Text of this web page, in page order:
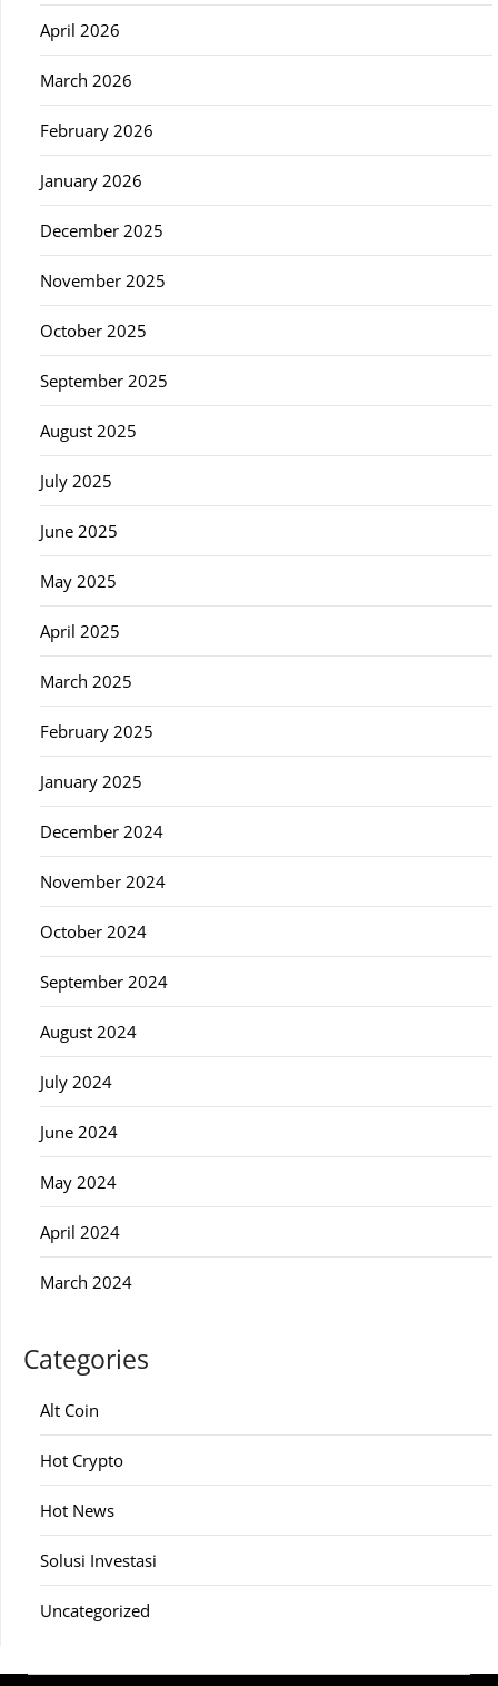
April 2026
March 2026
February 2026
January 2026
December 2025
November 2025
October 2025
September 2025
August 2025
July 2025
June 2025
May 2025
April 2025
March 2025
February 2025
January 2025
December 2024
November 2024
October 2024
September 2024
August 2024
July 2024
June 2024
May 2024
April 2024
March 2024
Categories
Alt Coin
Hot Crypto
Hot News
Solusi Investasi
Uncategorized